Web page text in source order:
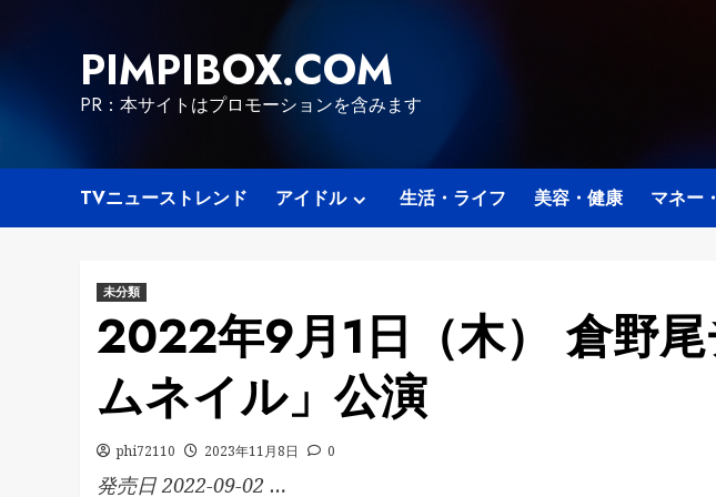
PIMPIBOX.COM
PR：本サイトはプロモーションを含みます
TVニューストレンド アイドル 生活・ライフ 美容・健康 マネー
未分類
2022年9月1日（木） 倉野
ムネイル」公演
phi72110 2023年11月8日 0
発売日 2022-09-02 …